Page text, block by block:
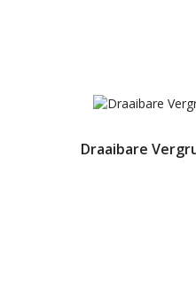
Draaibare